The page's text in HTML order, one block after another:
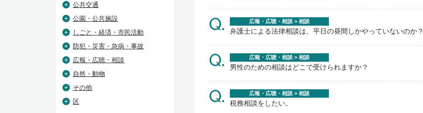
Q. 広報・広聴・相談 > 相談
弁護士による法律相談は、平日の昼間しかやっていないのか？
Q. 広報・広聴・相談 > 相談
男性のための相談はどこで受けられますか？
Q. 広報・広聴・相談 > 相談
税務相談をしたい。
公共交通
公園・公共施設
しごと・経済・市民活動
防犯・災害・急病・事故
広報・広聴・相談
自然・動物
その他
区